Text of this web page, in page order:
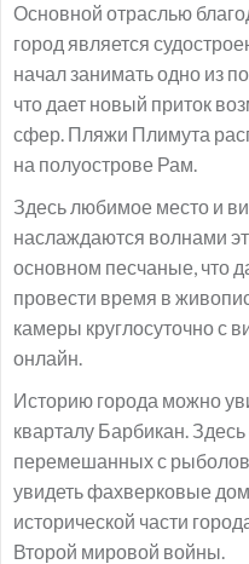
Основной отраслью
город является
начал занимать одно из
что дает новый приток
сфер. Пляжи Плимута
на полуострове Рам.
Здесь любимое место и
наслаждаются волнами
основном песчаные, что
провести время в
камеры круглосуточно с
онлайн.
Историю города можно
кварталу Барбикан.
перемешанных с
увидеть фахверковые
исторической части
Второй мировой войны.